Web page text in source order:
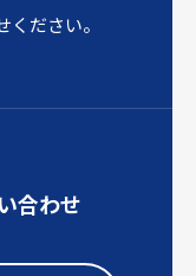
ださい。
合わせ